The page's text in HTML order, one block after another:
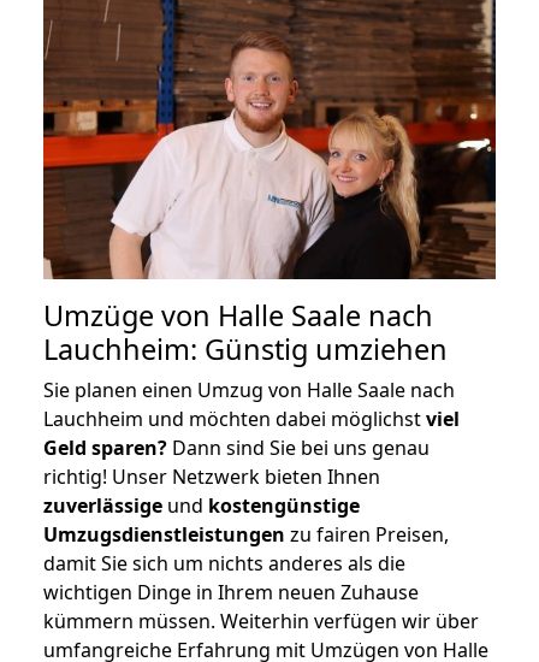
Umzüge von Halle Saale nach
Lauchheim: Günstig umziehen
Sie planen einen Umzug von Halle Saale nach
Lauchheim und möchten dabei möglichstviel
Geld sparen? Dann sind Sie bei uns genau
richtig! Unser Netzwerk bieten Ihnen
zuverlässige und kostengünstige
Umzugsdienstleistungen zu fairen Preisen,
damit Sie sich um nichts anderes als die
wichtigen Dinge in Ihrem neuen Zuhause
kümmern müssen. Weiterhin verfügen wir über
umfangreiche Erfahrung mit Umzügen von Halle